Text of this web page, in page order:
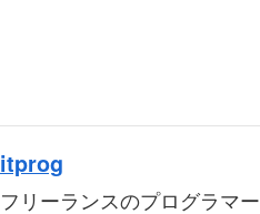
itprog
フリーランスのプログラマー